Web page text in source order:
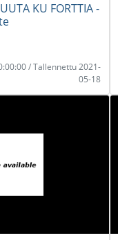
KU FORTTIA -
/ Tallennettu 2021-
05-18